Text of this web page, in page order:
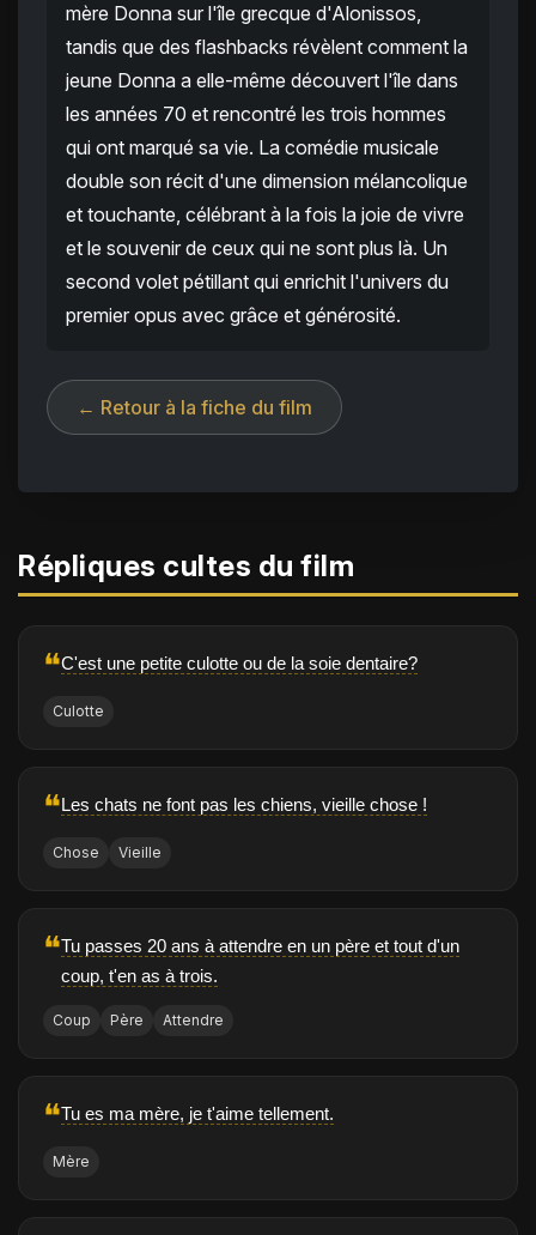
mère Donna sur l'île grecque d'Alonissos,
tandis que des flashbacks révèlent comment la
jeune Donna a elle-même découvert l'île dans
les années 70 et rencontré les trois hommes
qui ont marqué sa vie. La comédie musicale
double son récit d'une dimension mélancolique
et touchante, célébrant à la fois la joie de vivre
et le souvenir de ceux qui ne sont plus là. Un
second volet pétillant qui enrichit l'univers du
premier opus avec grâce et générosité.
← Retour à la fiche du film
Répliques cultes du film
❝C'est une petite culotte ou de la soie dentaire?
Culotte
❝Les chats ne font pas les chiens, vieille chose !
Chose Vieille
❝Tu passes 20 ans à attendre en un père et tout d'un
coup, t'en as à trois.
Coup Père Attendre
❝Tu es ma mère, je t'aime tellement.
Mère